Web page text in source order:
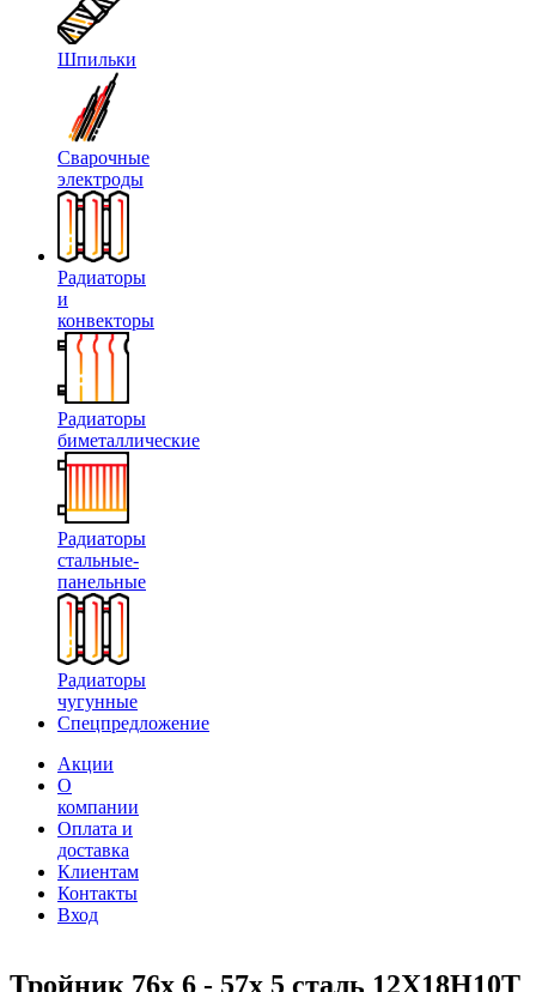
Шпильки
Сварочные
электроды
Радиаторы
и
конвекторы
Радиаторы
биметаллические
Радиаторы
стальные-
панельные
Радиаторы
чугунные
Спецпредложение
Акции
О
компании
Оплата и
доставка
Клиентам
Контакты
Вход
Тройник 76х 6 - 57х 5 сталь 12Х18Н10Т